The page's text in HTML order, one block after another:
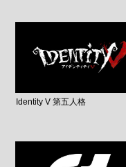
Identity V 第五人格